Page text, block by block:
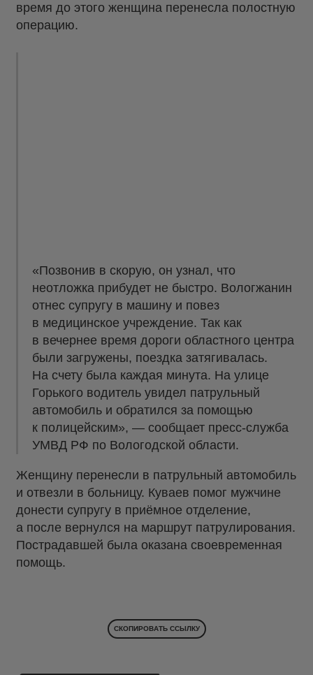
время до этого женщина перенесла полостную
операцию.
«Позвонив в скорую, он узнал, что
неотложка прибудет не быстро. Вологжанин
отнес супругу в машину и повез
в медицинское учреждение. Так как
в вечернее время дороги областного центра
были загружены, поездка затягивалась.
На счету была каждая минута. На улице
Горького водитель увидел патрульный
автомобиль и обратился за помощью
к полицейским», — сообщает пресс-служба
УМВД РФ по Вологодской области.
Женщину перенесли в патрульный автомобиль
и отвезли в больницу. Куваев помог мужчине
донести супругу в приёмное отделение,
а после вернулся на маршрут патрулирования.
Пострадавшей была оказана своевременная
помощь.
СКОПИРОВАТЬ ССЫЛКУ